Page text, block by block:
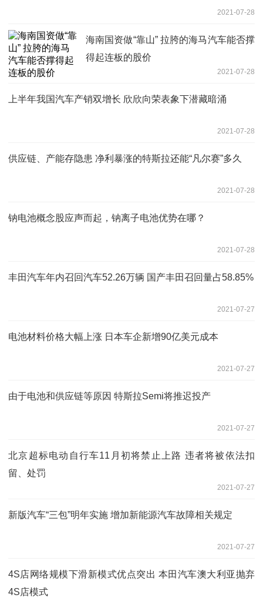
2021-07-28
海南国资做“靠山” 拉胯的海马汽车能否撑
得起连板的股价
2021-07-28
上半年我国汽车产销双增长 欣欣向荣表象下潜藏暗涌
2021-07-28
供应链、产能存隐患 净利暴涨的特斯拉还能“凡尔赛”多久
2021-07-28
钠电池概念股应声而起，钠离子电池优势在哪？
2021-07-28
丰田汽车年内召回汽车52.26万辆 国产丰田召回量占58.85%
2021-07-27
电池材料价格大幅上涨 日本车企新增90亿美元成本
2021-07-27
由于电池和供应链等原因 特斯拉Semi将推迟投产
2021-07-27
北京超标电动自行车11月初将禁止上路 违者将被依法扣
留、处罚
2021-07-27
新版汽车“三包”明年实施 增加新能源汽车故障相关规定
2021-07-27
4S店网络规模下滑新模式优点突出 本田汽车澳大利亚抛弃
4S店模式